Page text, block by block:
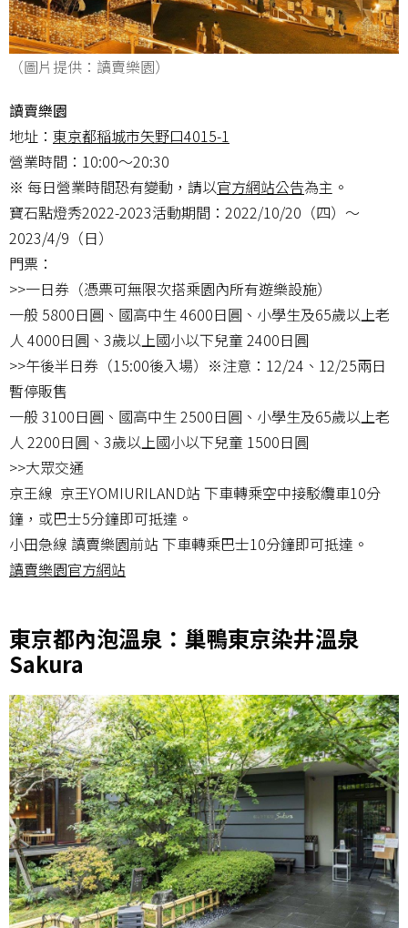
（圖片提供：讀賣樂園）
讀賣樂園
地址： 東京都稲城市矢野口4015-1
營業時間：10:00～20:30
※ 每日營業時間恐有變動，請以官方網站公告為主。
寶石點燈秀2022-2023活動期間：2022/10/20（四）～
2023/4/9（日）
門票：
>>一日券（憑票可無限次搭乘園內所有遊樂設施）
一般 5800日圓、國高中生 4600日圓、小學生及65歲以上老
人 4000日圓、3歲以上國小以下兒童 2400日圓
>>午後半日券（15:00後入場）※注意：12/24、12/25兩日
暫停販售
一般 3100日圓、國高中生 2500日圓、小學生及65歲以上老
人 2200日圓、3歲以上國小以下兒童 1500日圓
>>大眾交通
京王線 京王YOMIURILAND站 下車轉乘空中接駁纜車10分
鐘，或巴士5分鐘即可抵達。
小田急線 讀賣樂園前站 下車轉乘巴士10分鐘即可抵達。
讀賣樂園官方網站
東京都內泡溫泉：巢鴨東京染井溫泉
Sakura